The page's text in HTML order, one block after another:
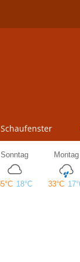
Schaufenster